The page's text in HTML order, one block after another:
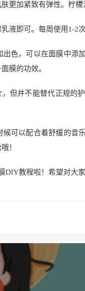
更加紧致有弹性。柠檬
液即可。每周使用1-2
色，可以在面膜中
膜的功效。
但并不能替代正规的
可以配合着舒缓的音
！
DIY教程啦！希望对大